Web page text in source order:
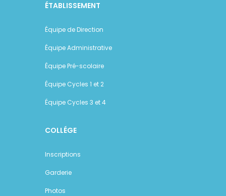
ÉTABLISSEMENT
Équipe de Direction
Équipe Administrative
Équipe Pré-scolaire
Équipe Cycles 1 et 2
Équipe Cycles 3 et 4
COLLÉGE
Inscriptions
Garderie
Photos